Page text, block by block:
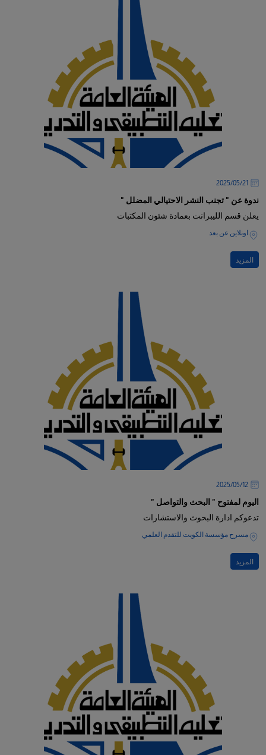
21‏/05‏/2025
ندوة عن " تجنب النشر الاحتيالي المضلل "
يعلن قسم الليبرانت بعمادة شئون المكتبات
اونلاين عن بعد
المزيد
12‏/05‏/2025
اليوم لمفتوح " البحث والتواصل "
تدعوكم ادارة البحوث والاستشارات
مسرح مؤسسة الكويت للتقدم العلمي
المزيد